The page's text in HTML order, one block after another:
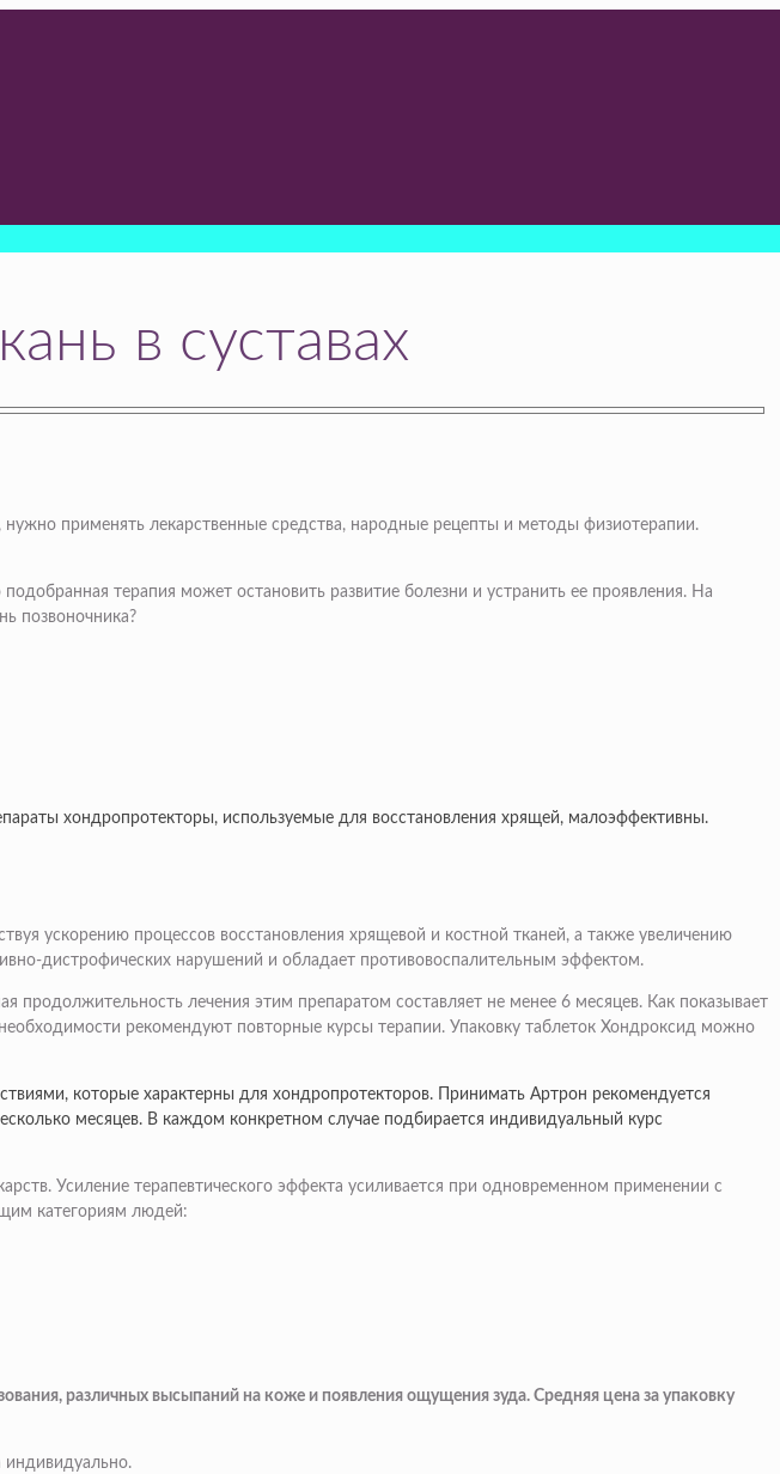
в суставах
применять лекарственные средства, народные рецепты и методы физиотерапии.
терапия может остановить развитие болезни и устранить ее проявления. На
позвоночника?
хондропротекторы, используемые для восстановления хрящей, малоэффективны.
ускорению процессов восстановления хрящевой и костной тканей, а также увеличению
дистрофических нарушений и обладает противовоспалительным эффектом.
лечения этим препаратом составляет не менее 6 месяцев. Как показывает
рекомендуют повторные курсы терапии. Упаковку таблеток Хондроксид можно
которые характерны для хондропротекторов. Принимать Артрон рекомендуется
месяцев. В каждом конкретном случае подбирается индивидуальный курс
Усиление терапевтического эффекта усиливается при одновременном применении с
категориям людей:
различных высыпаний на коже и появления ощущения зуда. Средняя цена за упаковку
индивидуально.